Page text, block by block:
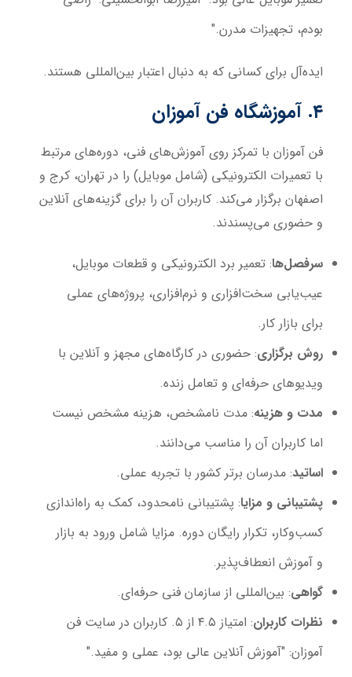
بودم، تجهیزات مدرن."
ایده‌آل برای کسانی که به دنبال اعتبار بین‌المللی هستند.
۴. آموزشگاه فن آموزان
فن آموزان با تمرکز روی آموزش‌های فنی، دوره‌های مرتبط
با تعمیرات الکترونیکی (شامل موبایل) را در تهران، کرج و
اصفهان برگزار می‌کند. کاربران آن را برای گزینه‌های آنلاین
و حضوری می‌پسندند.
سرفصل‌ها: تعمیر برد الکترونیکی و قطعات موبایل،
عیب‌یابی سخت‌افزاری و نرم‌افزاری، پروژه‌های عملی
برای بازار کار.
روش برگزاری: حضوری در کارگاه‌های مجهز و آنلاین با
ویدیوهای حرفه‌ای و تعامل زنده.
مدت و هزینه: مدت نامشخص، هزینه مشخص نیست
اما کاربران آن را مناسب می‌دانند.
اساتید: مدرسان برتر کشور با تجربه عملی.
پشتیبانی و مزایا: پشتیبانی نامحدود، کمک به راه‌اندازی
کسب‌وکار، تکرار رایگان دوره. مزایا شامل ورود به بازار
و آموزش انعطاف‌پذیر.
گواهی: بین‌المللی از سازمان فنی حرفه‌ای.
نظرات کاربران
: امتیاز ۴.۵ از ۵. کاربران در سایت فن
آموزان: "آموزش آنلاین عالی بود، عملی و مفید."